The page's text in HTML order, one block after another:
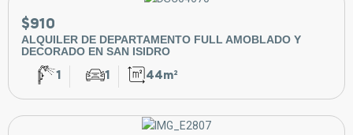
$910
ALQUILER DE DEPARTAMENTO FULL AMOBLADO Y
DECORADO EN SAN ISIDRO
1 1 44m²